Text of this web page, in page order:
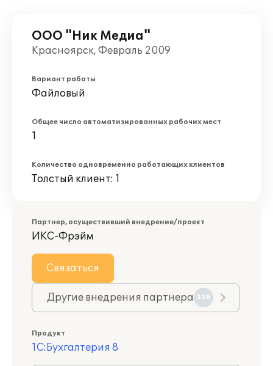
ООО "Ник Медиа"
Красноярск, Февраль 2009
Вариант работы
Файловый
Общее число автоматизированных рабочих мест
1
Количество одновременно работающих клиентов
Толстый клиент: 1
Партнер, осуществивший внедрение/проект
ИКС-Фрэйм
Связаться
Другие внедрения партнера 358
Продукт
1С:Бухгалтерия 8